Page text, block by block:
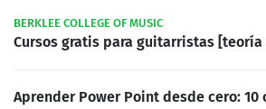
BERKLEE COLLEGE OF MUSIC
Cursos gratis para guitarristas [teoría
Aprender Power Point desde cero: 10